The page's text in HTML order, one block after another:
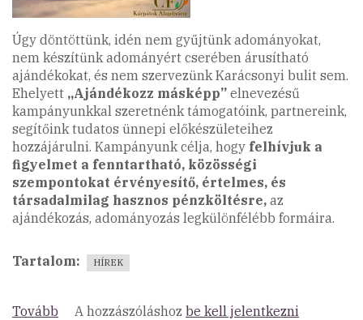
Úgy döntöttünk, idén nem gyűjtünk adományokat,
nem készítünk adományért cserében árusítható
ajándékokat, és nem szervezünk Karácsonyi bulit sem.
Ehelyett „Ajándékozz másképp” elnevezésű
kampányunkkal szeretnénk támogatóink, partnereink,
segítőink tudatos ünnepi előkészületeihez
hozzájárulni. Kampányunk célja, hogy felhívjuk a
figyelmet a fenntartható, közösségi
szempontokat érvényesítő, értelmes, és
társadalmilag hasznos pénzköltésre, az
ajándékozás, adományozás legkülönfélébb formáira.
Tartalom HÍREK
Tovább („Ajándékozz
A hozzászóláshoz be kell jelentkezni